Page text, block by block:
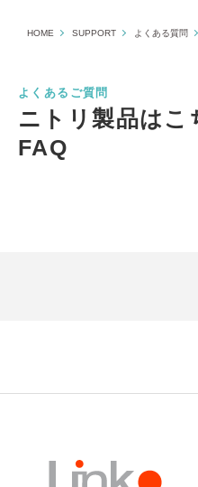
HOME SUPPORT よくある質問
よくあるご質問
ニトリ製品はこ
FAQ